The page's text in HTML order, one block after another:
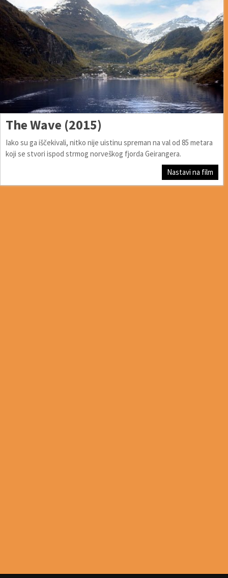
The Wave (2015)
Iako su ga iščekivali, nitko nije uistinu spreman na val od 85 metara
koji se stvori ispod strmog norveškog fjorda Geirangera.
Nastavi na film